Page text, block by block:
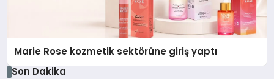
Marie Rose kozmetik sektörüne giriş yaptı
Son Dakika